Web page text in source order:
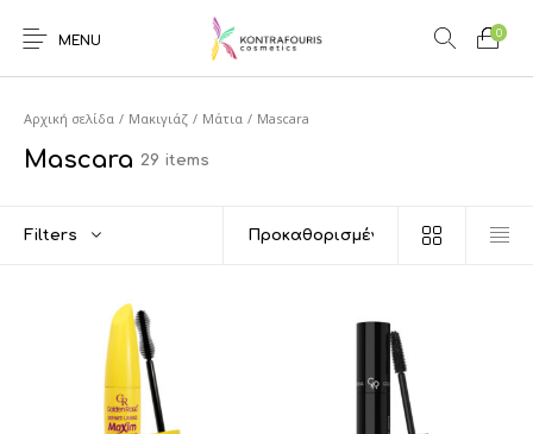
MENU
0
Αρχική σελίδα / Μακιγιάζ / Μάτια / Mascara
Mascara 29 items
Filters